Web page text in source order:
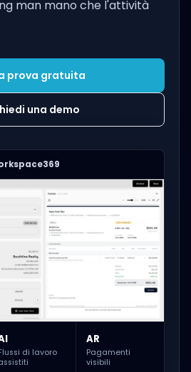
man mano che l'attività
prova gratuita
una demo
di lavoro
AR
Pagamenti
visibili